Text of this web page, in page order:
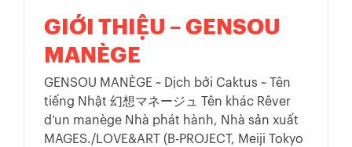
GIỚI THIỆU – GENSOU
MANÈGE
GENSOU MANÈGE ~ Dịch bởi Caktus ~ Tên
tiếng Nhật 幻想マネージュ Tên khác Rêver
d’un manège Nhà phát hành, Nhà sản xuất
MAGES./LOVE&ART (B-PROJECT, Meiji Tokyo